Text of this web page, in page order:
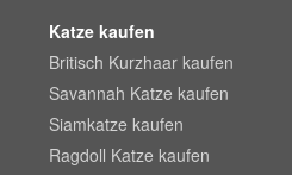
Katze kaufen
Britisch Kurzhaar kaufen
Savannah Katze kaufen
Siamkatze kaufen
Ragdoll Katze kaufen